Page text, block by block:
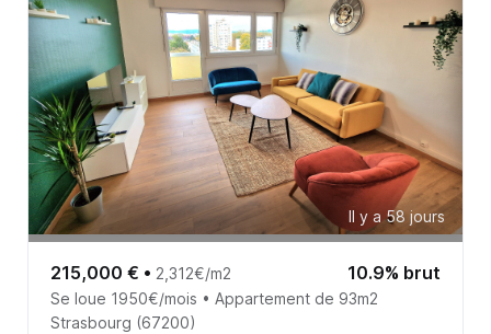
Il y a 58 jours
215,000 € • 2,312€/m2 10.9% brut
Se loue 1950€/mois • Appartement de 93m2
Strasbourg (67200)